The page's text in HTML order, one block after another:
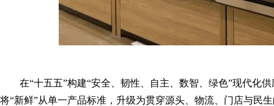
在“十五五”构建“安全、韧性、自主、数智、绿色”现代化
将“新鲜”从单一产品标准，升级为贯穿源头、物流、门店与民